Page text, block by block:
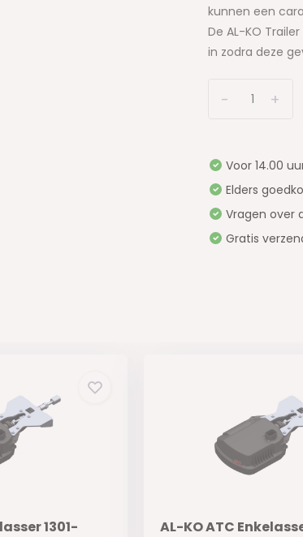
kunnen een
De AL-KO
in zodra deze
+
-
Voor 14.00
Elders
Vragen over
Gratis
1301-
AL-KO ATC